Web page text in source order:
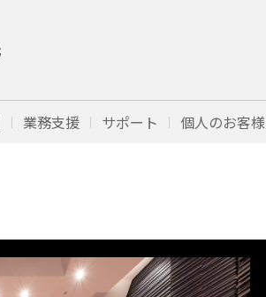
業務支援 サポート 個人のお客様